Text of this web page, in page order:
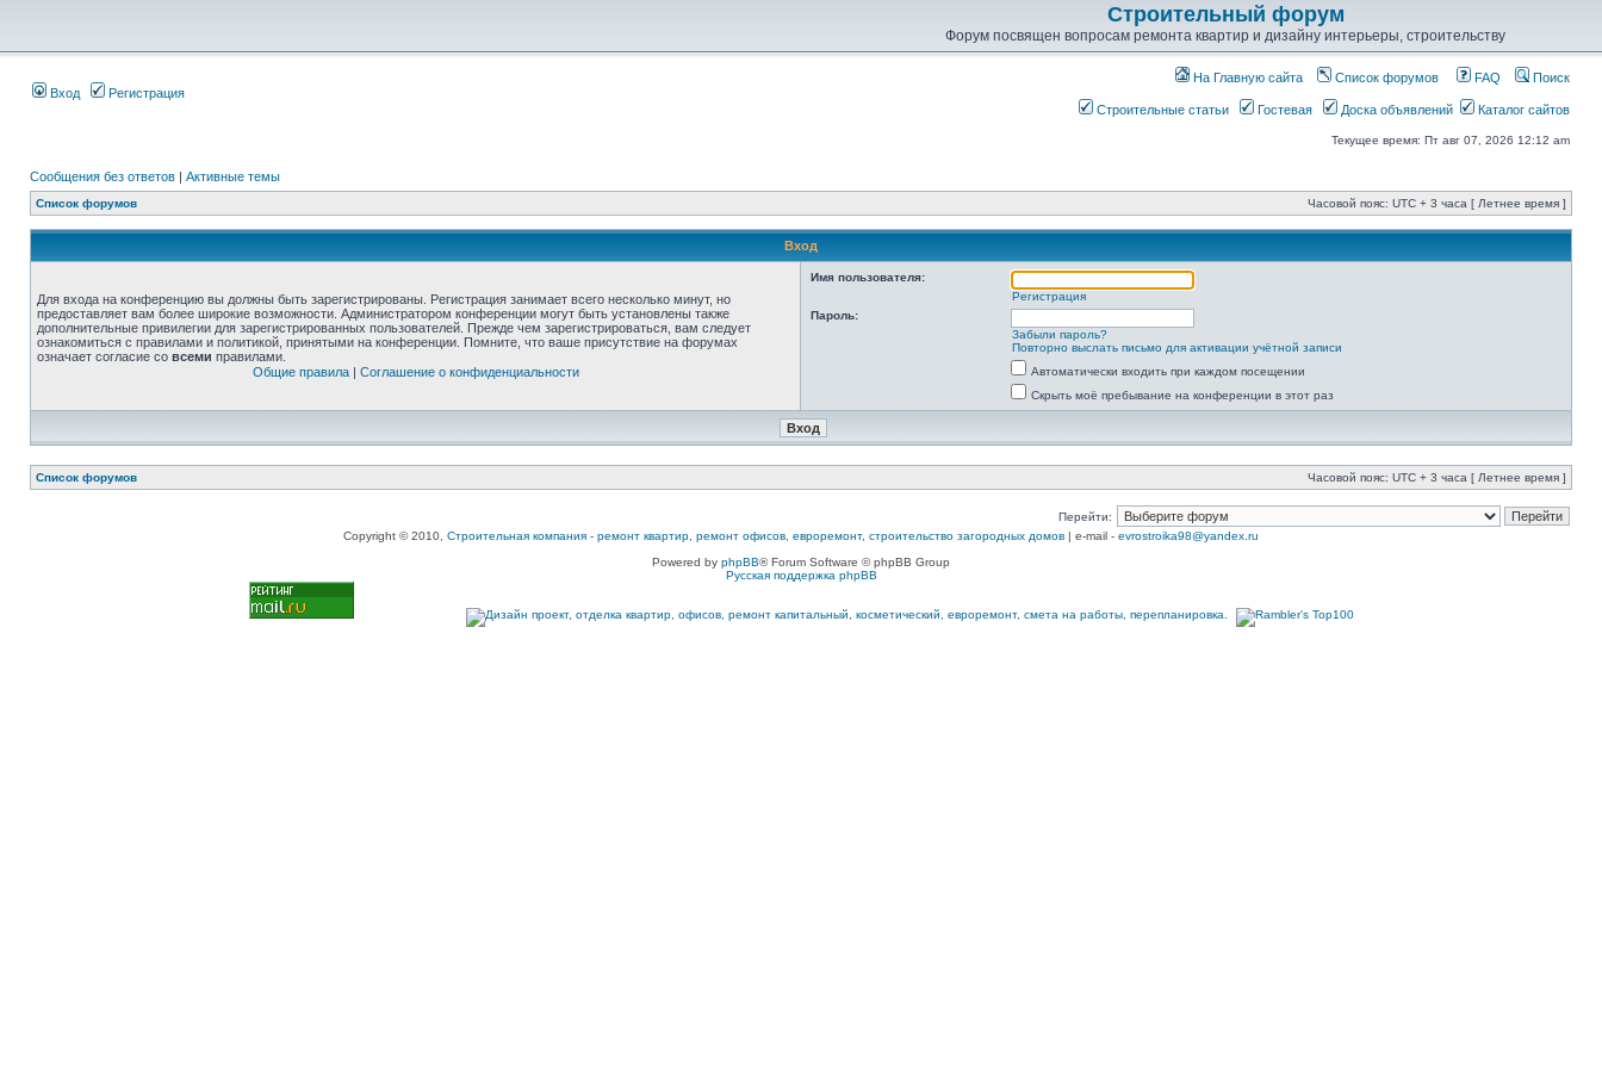
Строительный форум
Форум посвящен вопросам ремонта квартир и дизайну интерьеры, строительству
Вход Регистрация
На Главную сайта Список форумов FAQ Поиск
Строительные статьи Гостевая Доска объявлений Каталог сайтов
Текущее время: Пт авг 07, 2026 12:12 am
Сообщения без ответов | Активные темы
Список форумов Часовой пояс: UTC + 3 часа [ Летнее время ]
Вход
Для входа на конференцию вы должны быть зарегистрированы. Регистрация занимает всего несколько минут, но
предоставляет вам более широкие возможности. Администратором конференции могут быть установлены также
дополнительные привилегии для зарегистрированных пользователей. Прежде чем зарегистрироваться, вам следует
ознакомиться с правилами и политикой, принятыми на конференции. Помните, что ваше присутствие на форумах
означает согласие со всеми правилами.
Общие правила| Соглашение о конфиденциальности
Имя пользователя:
Регистрация
Пароль:
Забыли пароль?
Повторно выслать письмо для активации учётной записи
Автоматически входить при каждом посещении
Скрыть моё пребывание на конференции в этот раз
Список форумов Часовой пояс: UTC + 3 часа [ Летнее время ]
Перейти:
Copyright © 2010, Строительная компания - ремонт квартир, ремонт офисов, евроремонт, строительство загородных домов | e-mail - evrostroika98@yandex.ru
Powered by phpBB® Forum Software © phpBB Group
Русская поддержка phpBB